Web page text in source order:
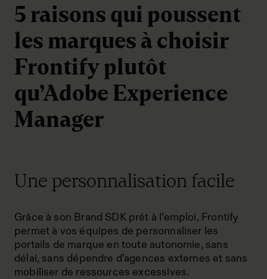
5 raisons qui poussent
les marques à choisir
Frontify plutôt
qu’Adobe Experience
Manager
Une personnalisation facile
Grâce à son Brand SDK prêt à l’emploi, Frontify
permet à vos équipes de personnaliser les
portails de marque en toute autonomie, sans
délai, sans dépendre d’agences externes et sans
mobiliser de ressources excessives.